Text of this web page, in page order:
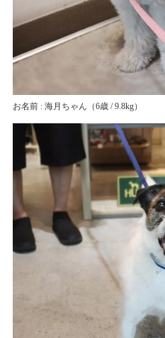
お名前 : 海月ちゃん （6歳 / 9.8kg）